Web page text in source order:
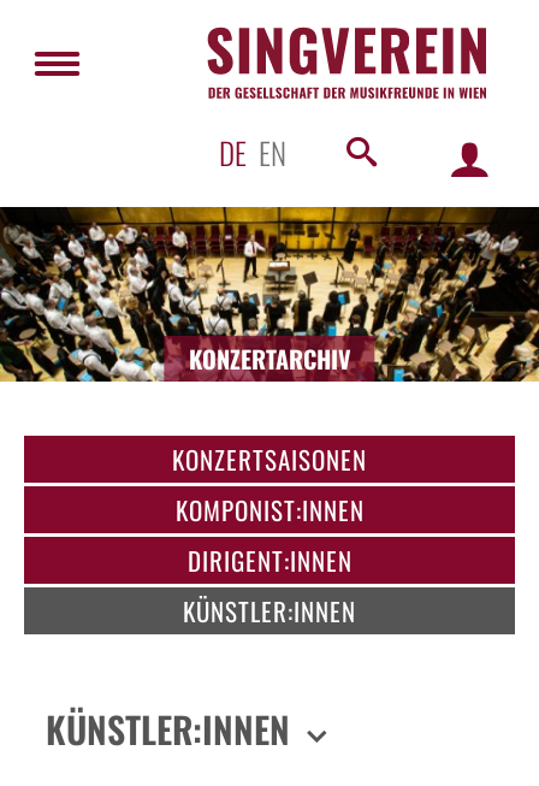
DE EN
KONZERTARCHIV
KONZERTSAISONEN
KOMPONIST:INNEN
DIRIGENT:INNEN
KÜNSTLER:INNEN
KÜNSTLER:INNEN